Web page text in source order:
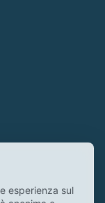
esperienza sul